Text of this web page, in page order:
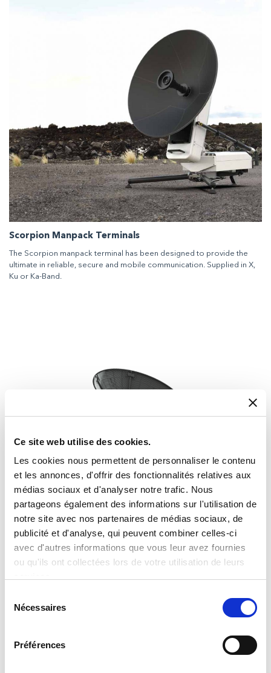
Ce site web utilise des cookies.
Les cookies nous permettent de personnaliser le contenu
et les annonces, d'offrir des fonctionnalités relatives aux
médias sociaux et d'analyser notre trafic. Nous
partageons également des informations sur l'utilisation de
notre site avec nos partenaires de médias sociaux, de
publicité et d'analyse, qui peuvent combiner celles-ci
avec d'autres informations que vous leur avez fournies
ou qu'ils ont collectées lors de votre utilisation de leurs
Nécessaires
Préférences
Scorpion Manpack Terminals
The Scorpion manpack terminal has been designed to provide the
ultimate in reliable, secure and mobile communication. Supplied in X,
Ku or Ka-Band.
et facile à déployer, idéale pour les communications mobiles.